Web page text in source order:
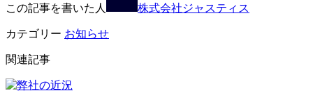
この記事を書いた人 株式会社ジャスティス
カテゴリー お知らせ
関連記事